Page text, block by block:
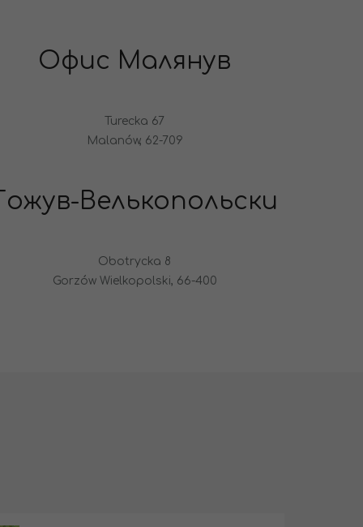
Офис Малянув
Turecka 67
Malanów, 62-709
Велькопольски
Obotrycka 8
Gorzów Wielkopolski, 66-400